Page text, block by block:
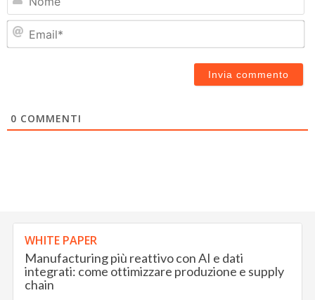
0 COMMENTI
WHITE PAPER
Manufacturing più reattivo con AI e dati
integrati: come ottimizzare produzione e supply
chain